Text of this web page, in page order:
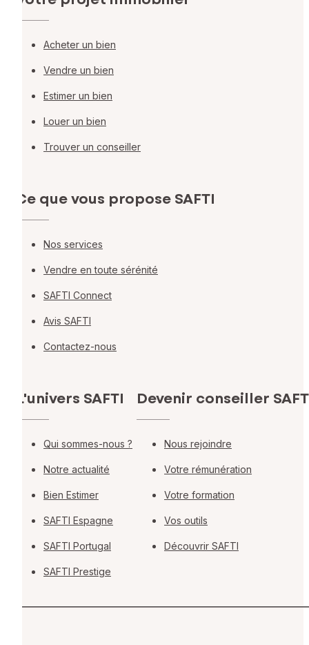
Acheter un bien
Vendre un bien
Estimer un bien
Louer un bien
Trouver un conseiller
Ce que vous propose SAFTI
Nos services
Vendre en toute sérénité
SAFTI Connect
Avis SAFTI
Contactez-nous
L'univers SAFTI
Qui sommes-nous ?
Notre actualité
Bien Estimer
SAFTI Espagne
SAFTI Portugal
SAFTI Prestige
Devenir conseiller
Nous rejoindre
Votre rémunération
Votre formation
Vos outils
Découvrir SAFTI